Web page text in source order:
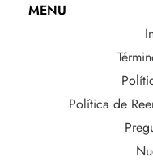
MENU
Política de